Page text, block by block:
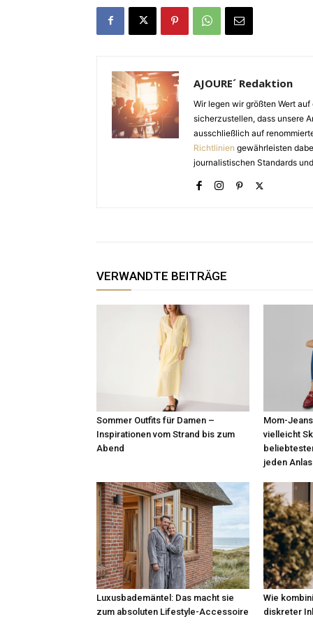
AJOURE´ Redaktion
Wir legen wir größten Wert
sicherzustellen, dass unsere
ausschließlich auf
Richtlinien gewährleisten
journalistischen Standards
VERWANDTE BEITRÄGE
Sommer Outfits für Damen –
Inspirationen vom Strand bis zum
Abend
Mom-
vielleicht
jeden
Luxusbademäntel: Das macht sie
zum absoluten Lifestyle-Accessoire
Wie
diskreter